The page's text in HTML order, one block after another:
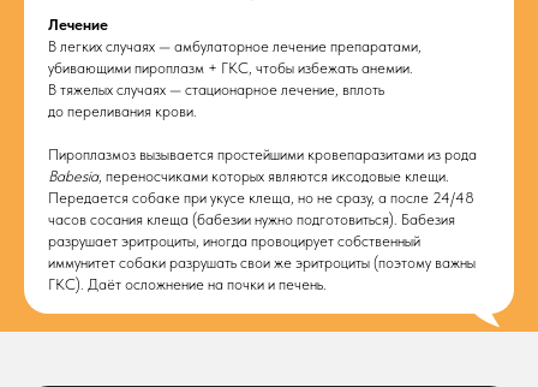
Лечение
В легких случаях — амбулаторное лечение препаратами,
убивающими пироплазм + ГКС, чтобы избежать анемии.
В тяжелых случаях — стационарное лечение, вплоть
до переливания крови.
Пироплазмоз вызывается простейшими кровепаразитами из рода
Babesia, переносчиками которых являются иксодовые клещи.
Передается собаке при укусе клеща, но не сразу, а после 24/48
часов сосания клеща (бабезии нужно подготовиться). Бабезия
разрушает эритроциты, иногда провоцирует собственный
иммунитет собаки разрушать свои же эритроциты (поэтому важны
ГКС). Даёт осложнение на почки и печень.